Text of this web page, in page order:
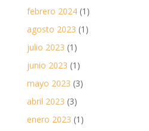
febrero 2024(1)
agosto 2023 (1)
julio 2023 (1)
junio 2023 (1)
mayo 2023 (3)
abril 2023 (3)
enero 2023 (1)